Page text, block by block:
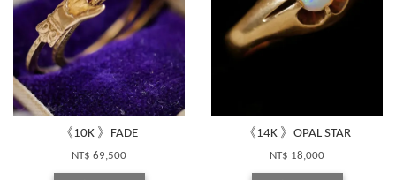
《10K 》FADE
NT$ 69,500
《14K 》OPAL STAR
NT$ 18,000